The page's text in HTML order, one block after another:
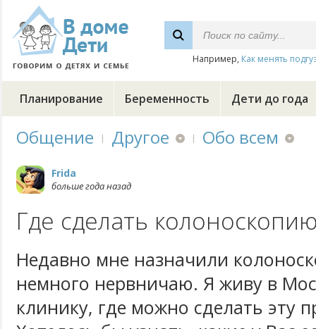
Например, Как менять
Планирование Беременность Дети до года
Общение Другое Обо всем
Frida
больше года назад
Где сделать
Недавно мне назначили
немного нервничаю. Я живу в
клинику, где можно сделать эту